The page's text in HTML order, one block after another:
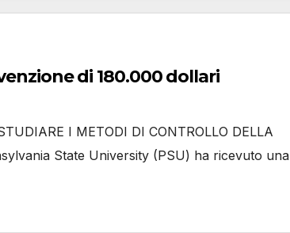
di 180.000 dollari
I METODI DI CONTROLLO DELLA
State University (PSU) ha ricevuto una